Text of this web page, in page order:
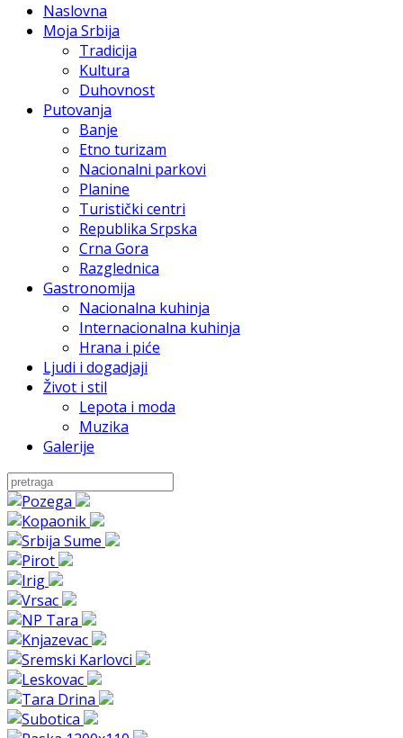
Naslovna
Moja Srbija
Tradicija
Kultura
Duhovnost
Putovanja
Banje
Etno turizam
Nacionalni parkovi
Planine
Turistički centri
Republika Srpska
Crna Gora
Razglednica
Gastronomija
Nacionalna kuhinja
Internacionalna kuhinja
Hrana i piće
Ljudi i dogadjaji
Život i stil
Lepota i moda
Muzika
Galerije